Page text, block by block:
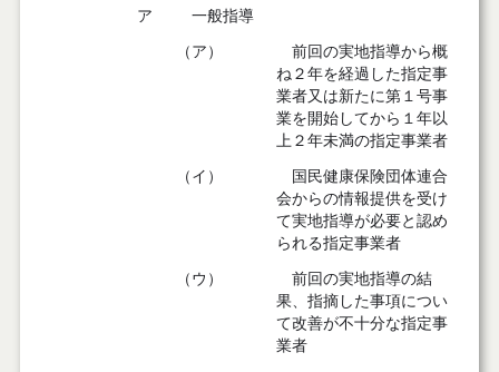
ア 一般指導
（ア）
前回の実地指導から概
ね２年を経過した指定事
業者又は新たに第１号事
業を開始してから１年以
上２年未満の指定事業者
（イ）
国民健康保険団体連合
会からの情報提供を受け
て実地指導が必要と認め
られる指定事業者
（ウ）
前回の実地指導の結
果、指摘した事項につい
て改善が不十分な指定事
業者